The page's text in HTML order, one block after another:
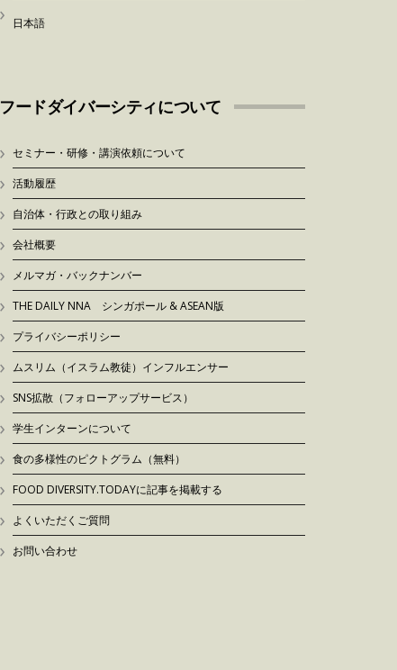
日本語
フードダイバーシティについて
セミナー・研修・講演依頼について
活動履歴
自治体・行政との取り組み
会社概要
メルマガ・バックナンバー
THE DAILY NNA シンガポール & ASEAN版
プライバシーポリシー
ムスリム（イスラム教徒）インフルエンサー
SNS拡散（フォローアップサービス）
学生インターンについて
食の多様性のピクトグラム（無料）
FOOD DIVERSITY.TODAYに記事を掲載する
よくいただくご質問
お問い合わせ